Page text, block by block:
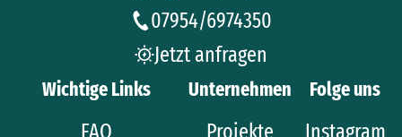
07954/6974350
Jetzt anfragen
Wichtige Links
FAQ
Unternehmen
Projekte
Folge uns
Instagram